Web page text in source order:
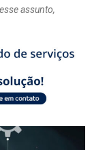
assunto,